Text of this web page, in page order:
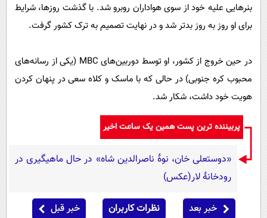
بنرهایی علیه خود از سوی هواداران روبرو شد. با گذشت روزها، شرایط
برای او روز به روز بدتر شد و در نهایت تصمیم به ترک کشور گرفت.
در حین خروج از کشور، او توسط دوربین‌های MBC (یکی از رسانه‌های
محبوب کره جنوبی) در حالی که با ماسک و کلاه سعی در پنهان کردن
هویت خود داشت، شکار شد.
پربیننده ترین پست همین یک ساعت اخیر
«دوستعلی خان، نوۀ ناصرالدین شاه» در حال ماهیگیری در
رودخانۀ لار(عکس)
خبر بعد نظرات کاربران خبر قبل